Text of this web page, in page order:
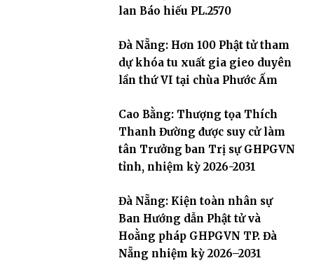
lan Báo hiếu PL.2570
Đà Nẵng: Hơn 100 Phật tử tham
dự khóa tu xuất gia gieo duyên
lần thứ VI tại chùa Phước Ấm
Cao Bằng: Thượng tọa Thích
Thanh Đường được suy cử làm
tân Trưởng ban Trị sự GHPGVN
tỉnh, nhiệm kỳ 2026-2031
Đà Nẵng: Kiện toàn nhân sự
Ban Hướng dẫn Phật tử và
Hoằng pháp GHPGVN TP. Đà
Nẵng nhiệm kỳ 2026–2031